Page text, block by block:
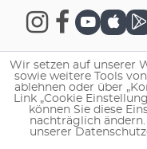
Copyright © 2026 EHEIM
Wir setzen auf unserer
sowie weitere Tools
ablehnen oder über
Link „Cookie
können Sie diese
nachträglich
unserer